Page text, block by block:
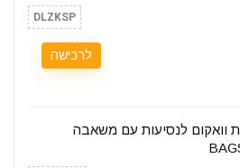
DLZKSP
לרכישה
וואקום לנסיעות עם משאבה